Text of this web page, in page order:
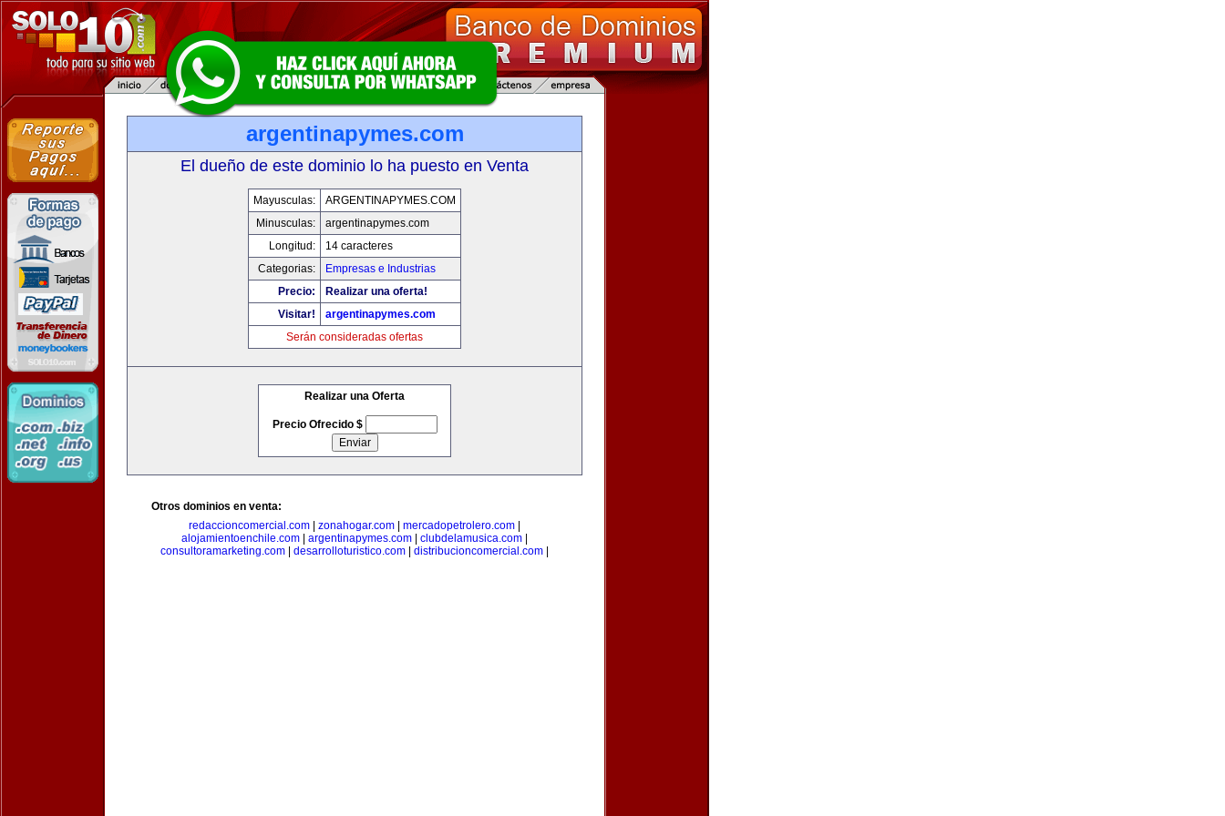
argentinapymes.com
El dueño de este dominio lo ha puesto en Venta
Mayusculas:
ARGENTINAPYMES.COM
Minusculas:
argentinapymes.com
Longitud:
14 caracteres
Categorias:
Empresas e Industrias
Precio:
Realizar una oferta!
Visitar!
argentinapymes.com
Serán consideradas ofertas
Realizar una Oferta
Precio Ofrecido $
Otros dominios en venta:
redaccioncomercial.com
zonahogar.com mercadopetrolero.com
alojamientoenchile.com
argentinapymes.com clubdelamusica.com
consultoramarketing.com
desarrolloturistico.com distribucioncomercial.com